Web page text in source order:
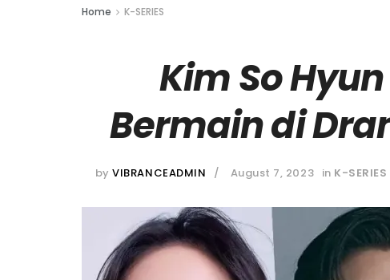
Home K-SERIES
Kim So
Bermain di
by VIBRANCEADMIN August 7, 2023 in K-SERIES